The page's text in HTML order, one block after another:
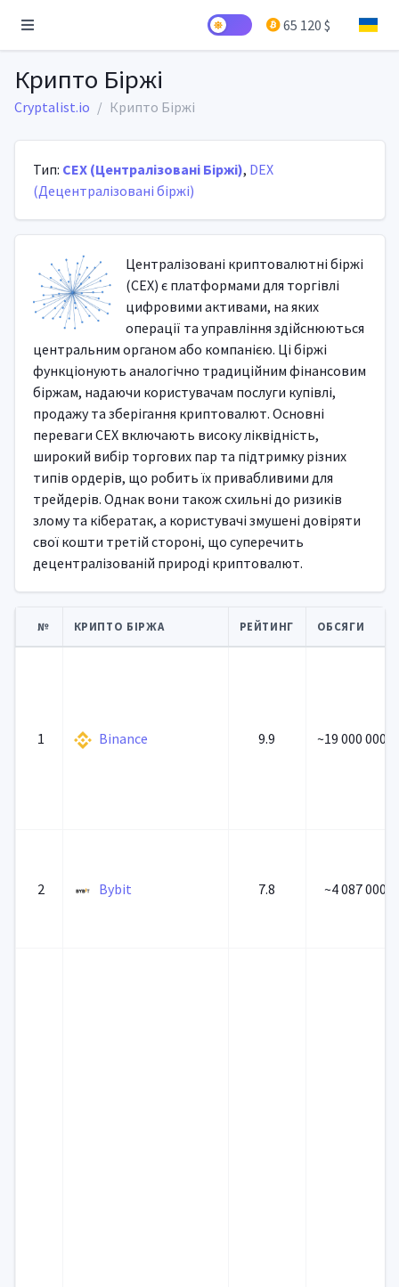
65 120 $
Крипто Біржі
Cryptalist.io Крипто Біржі
Тип: CEX (Централізовані Біржі), DEX
(Децентралізовані біржі)
Централізовані криптовалютні біржі
(CEX) є платформами для торгівлі
цифровими активами, на яких
операції та управління здійснюються
центральним органом або компанією. Ці біржі
функціонують аналогічно традиційним фінансовим
біржам, надаючи користувачам послуги купівлі,
продажу та зберігання криптовалют. Основні
переваги CEX включають високу ліквідність,
широкий вибір торгових пар та підтримку різних
типів ордерів, що робить їх привабливими для
трейдерів. Однак вони також схильні до ризиків
злому та кібератак, а користувачі змушені довіряти
свої кошти третій стороні, що суперечить
децентралізованій природі криптовалют.
№ КРИПТО БІРЖА РЕЙТИНГ ОБСЯГИ
1 Binance 9.9 ~19 000 000
2 Bybit 7.8 ~4 087 000